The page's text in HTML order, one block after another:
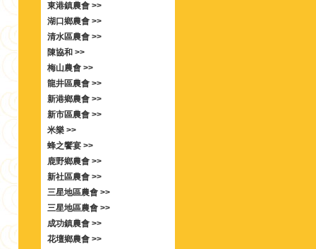
東港鎮農會 >>
湖口鄉農會 >>
清水區農會 >>
陳協和 >>
梅山農會 >>
龍井區農會 >>
新港鄉農會 >>
新市區農會 >>
米樂 >>
蜂之饗宴 >>
鹿野鄉農會 >>
新社區農會 >>
三星地區農會 >>
三星地區農會 >>
成功鎮農會 >>
花壇鄉農會 >>